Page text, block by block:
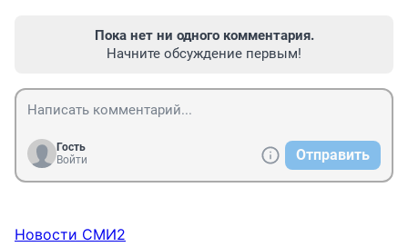
Пока нет ни одного комментария.
Начните обсуждение первым!
Гость
Войти
Отправить
Новости СМИ2